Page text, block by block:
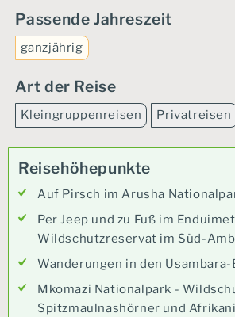
Passende Jahreszeit
ganzjährig
Art der Reise
Kleingruppenreisen Privatreisen
Reisehöhepunkte
Auf Pirsch im Arusha
Per Jeep und zu Fuß im
Wildschutzreservat im Süd-
Wanderungen in den Usambara-
Mkomazi Nationalpark -
Spitzmaulnashörner und